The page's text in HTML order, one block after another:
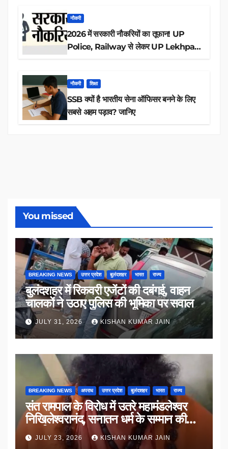
नौकरी
2026 में सरकारी नौकरियों का तूफान! UP
Police, Railway से लेकर UP Lekhpal
नौकरी शिक्षा
SSB क्यों है भारतीय सेना ऑफिसर बनने के लिए
सबसे अहम पड़ाव? जानिए
You missed
BREAKING NEWS उत्तर प्रदेश बुलंदशहर भारत राज्य
बुलंदशहर में रिकवरी एजेंटों की दबंगई, वाहन
चालकों ने उठाए पुलिस की भूमिका पर सवाल
JULY 31, 2026 KISHAN KUMAR JAIN
BREAKING NEWS अपराध उत्तर प्रदेश बुलंदशहर भारत राज्य
संत रामपाल के विरोध में उतरे महामंडलेश्वर
निखिलेश्वरानंद, सनातन धर्म के सम्मान की
उठाई मांग
JULY 23, 2026 KISHAN KUMAR JAIN